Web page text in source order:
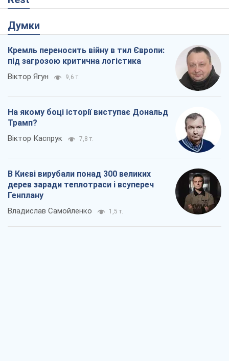
Думки
Кремль переносить війну в тил Європи:
під загрозою критична логістика
Віктор Ягун 9,6 т.
На якому боці історії виступає Дональд
Трамп?
Віктор Каспрук 7,8 т.
В Києві вирубали понад 300 великих
дерев заради теплотраси і всупереч
Генплану
Владислав Самойленко 1,5 т.